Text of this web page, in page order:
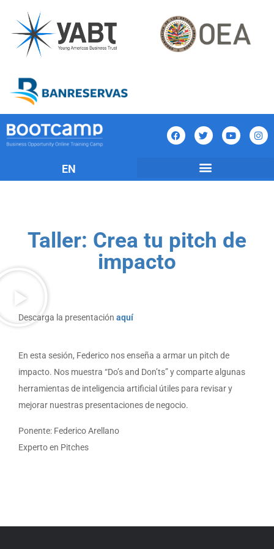
EN
Taller: Crea tu pitch de
impacto
Descarga la presentación aquí
En esta sesión, Federico nos enseña a armar un pitch de
impacto. Nos muestra “Do’s and Don’ts” y comparte algunas
herramientas de inteligencia artificial útiles para revisar y
mejorar nuestras presentaciones de negocio.
Ponente: Federico Arellano
Experto en Pitches